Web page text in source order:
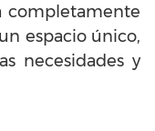
completamente
espacio único,
necesidades y